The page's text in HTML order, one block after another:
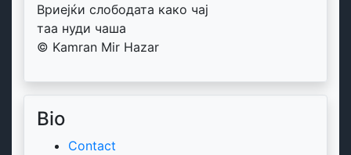
Вриејќи слободата како чај
таа нуди чаша
© Kamran Mir Hazar
Bio
Contact